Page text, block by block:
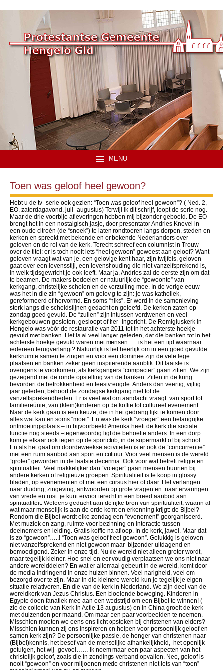
MENU
Toen was geloof heel gewoon?
Hebt u de tv- serie ook gezien: “Toen was geloof heel gewoon”? ( Ned. 2,
EO, zaterdagavond, juli- augustus) Terwijl ik dit schrijf, loopt de serie nog.
Maar de drie voorbije afleveringen hebben mij bijzonder geboeid. De EO
brengt het in een nostalgisch jasje, door presentator Andries Knevel in
een oude citroén (de “snoek”) te laten rondtoeren langs dorpen, steden en
kerken en spreekt met bekende en onbekende Nederlanders over
geloven en de rol van de kerk. Terecht schreef een columnist in Trouw
over de titel: er is toch nooit iets “heel gewoon” geweest aan geloof? Want
geloven vraagt wat van je, een gelovige kent haar, zijn twijfels, geloven
gaat over een levensstijl, een levenshouding die niet vanzelfsprekend is,
in welk tijdsgewricht je ook leeft. Maar ja, Andries zal de eerste zijn om dat
te beamen. De makers bedoelen er natuurlijk de “gewoonte” van
kerkgang, christelijke scholen en de verzuiling mee. In de vorige eeuw
was het in die zin “gewoon” om gelovig te zijn: je was katholiek,
gereformeerd of hervormd. En soms “niks”. Er werd in de samenleving
sterk langs die scheidslijnen gedacht en geleefd. De kerken zaten op
zondag goed gevuld. De “zuilen” zijn intussen verdwenen en veel
kerkgebouwen gesloten, gesloopt of her- ingericht. De Remigiuskerk in
Hengelo was vóór de restauratie van 2011 tot in het achterste hoekje
gevuld met banken. Het is al veel langer geleden, dat die banken tot in het
achterste hoekje gevuld waren met mensen….. is het een tijd waarnaar
iedereen terugverlangt? Natuurlijk is het heerlijk om in een goed gevulde
kerkruimte samen te zingen en voor een dominee zijn de vele lege
plaatsen en banken zeker geen inspirerende aanblik. Dit laatste is
overigens te voorkomen, als kerkgangers “compacter” gaan zitten. We zijn
gezegend met de ronde opstelling van de banken. Zitten in de kring
bevordert de betrokkenheid en feestvreugde. Anders dan veertig, vijftig
jaar geleden, behoort de zondagse kerkgang niet tot de
vanzelfsprekendheden. Er is veel wat om aandacht vraagt: van sport tot
familiereünie, van (klein)kinderen op de koffie tot cultureel evenement.
Naar de kerk gaan is een keuze, die in het gedrang lijkt te komen door
alles wat kan en soms “moet”. En was de kerk “vroeger” een belangrijke
ontmoetingsplaats – in bijvoorbeeld Amerika heeft de kerk die sociale
functie nog steeds –tegenwoordig ligt die behoefte anders. In een dorp
kom je elkaar ook tegen op de sportclub, in de supermarkt of bij school.
En als het gaat om doordeweekse activiteiten is er ook de “concurrentie”
met een ruim aanbod aan sport en cultuur. Voor veel mensen is de wereld
“groter” geworden in de laatste decennia. Ook voor wat betreft religie en
spiritualiteit. Veel makkelijker dan “vroeger” gaan mensen buurten bij
andere kerken of religieuze groepen. Spiritualiteit is te koop in glossy
bladen, op evenementen of met een cursus hier of daar. Het verlangen
naar duiding, zingeving, antwoorden op grote vragen en naar ervaringen
van vrede en rust: je kunt ervoor terecht in een breed aanbod aan
spiritualiteit. Weleens gedacht aan de rijke bron van spiritualiteit, waarin al
wat maar menselijk is aan de orde komt en erkenning krijgt: de Bijbel?
Rondom die Bijbel wordt elke zondag een “evenement” georganiseerd.
Met muziek en zang, ruimte voor bezinning en interactie tussen
deelnemers en leiding. Gratis koffie na afloop. In de kerk, jawel. Maar dat
is zo “gewoon”…..! “Toen was geloof heel gewoon”. Gelukkig is geloven
niet vanzelfsprekend en niet gewoon maar bijzonder uitdagend en
bemoedigend. Zeker in onze tijd. Nu de wereld niet alleen groter wordt,
maar tegelijk kleiner. Hoe snel en eenvoudig verplaatsen we ons niet naar
andere werelddelen? En wat er allemaal gebeurt in de wereld, komt door
de media indringend in onze huizen binnen. Veel narigheid, veel om
bezorgd over te zijn. Maar in die kleinere wereld kun je tegelijk je eigen
situatie relativeren. En die van de kerk in Nederland. We zijn deel van de
wereldkerk van Jezus Christus. Een bloeiende beweging. Kinderen in
Egypte doen fanatiek mee aan een wedstrijd om een Bijbel te winnen! (
zie de collecte van Kerk in Actie 13 augustus) en in China groeit de kerk
met duizenden per maand. Om maar een paar voorbeelden te noemen.
Misschien moeten we eens ons licht opsteken bij christenen van elders?
Misschien kunnen zij ons inspireren en helpen voor persoonlijk geloof en
samen kerk zijn? De persoonlijke passie, de honger van christenen naar
(Bijbel)kennis, het besef van de menselijke afhankelijkheid, het openlijk
getuigen, het wij- gevoel…… Ik noem maar een paar aspecten van het
christelijk geloof, zoals die in zendings-verband opvallen. Nee, geloof is
nooit “gewoon” en voor miljoenen mede christenen niet iets van “toen”